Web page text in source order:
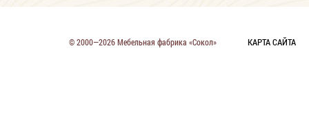
© 2000—2026 Мебельная фабрика «Сокол» КАРТА САЙТА